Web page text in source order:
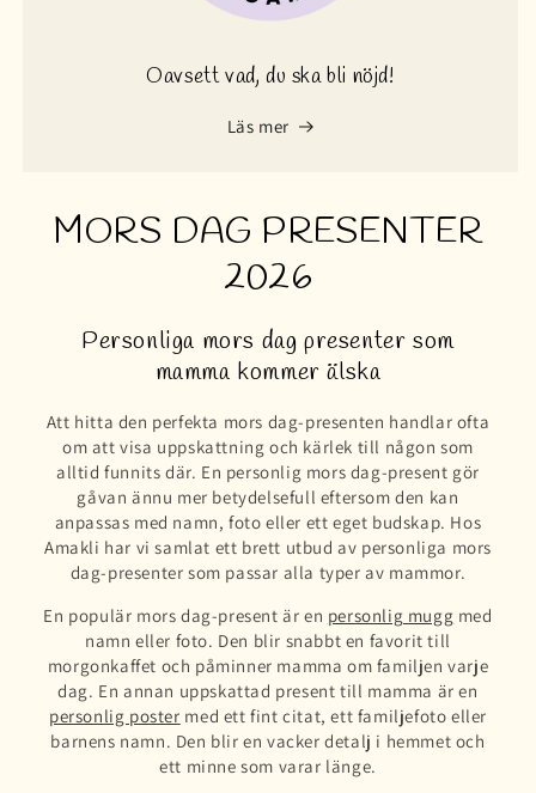
Oavsett vad, du ska bli nöjd!
Läs mer
MORS DAG PRESENTER
2026
Personliga mors dag presenter som
mamma kommer älska
Att hitta den perfekta mors dag-presenten handlar ofta
om att visa uppskattning och kärlek till någon som
alltid funnits där. En personlig mors dag-present gör
gåvan ännu mer betydelsefull eftersom den kan
anpassas med namn, foto eller ett eget budskap. Hos
Amakli har vi samlat ett brett utbud av personliga mors
dag-presenter som passar alla typer av mammor.
En populär mors dag-present är en personlig mugg med
namn eller foto. Den blir snabbt en favorit till
morgonkaffet och påminner mamma om familjen varje
dag. En annan uppskattad present till mamma är en
personlig poster med ett fint citat, ett familjefoto eller
barnens namn. Den blir en vacker detalj i hemmet och
ett minne som varar länge.